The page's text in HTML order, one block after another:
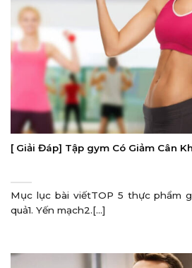
[ Giải Đáp] Tập gym Có Giảm Cân
Mục lục bài viếtTOP 5 thực phẩm
quả1. Yến mạch2.[...]